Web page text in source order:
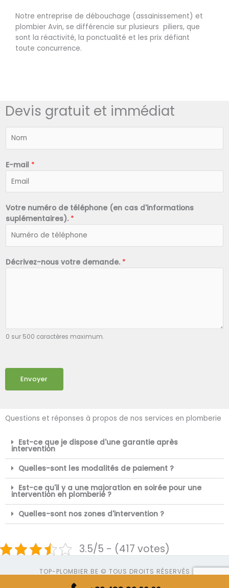
Notre entreprise de débouchage (assainissement) et
plombier Avin, se différencie sur plusieurs piliers, que
sont la réactivité, la ponctualité et les prix défiant
toute concurrence.
Devis gratuit et immédiat
*
E-mail *
Votre numéro de téléphone (en cas d'informations
suplémentaires). *
Décrivez-nous votre demande. *
0 sur 500 caractères maximum.
Envoyer
Questions et réponses à propos de nos services en plomberie
Est-ce que je dispose d'une garantie après
intervention
Quelles-sont les modalités de paiement ?
Est-ce qu'il y a une majoration en soirée pour une
intervention en plomberie ?
Quelles-sont nos zones d'intervention ?
3.5/5 - (417 votes)
TOP-PLOMBIER.BE © TOUS DROITS RÉSERVÉS